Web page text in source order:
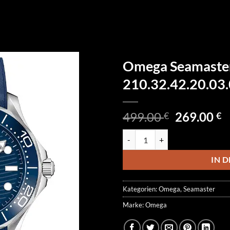
Omega
499.00€
499.00 €
269.00€
IN
Kategorien:Omega, Seamaster
Marke:Omega